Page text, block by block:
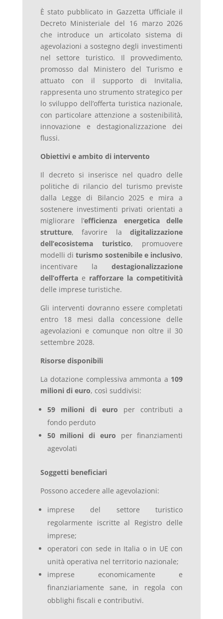
È stato pubblicato in Gazzetta Ufficiale il
Decreto Ministeriale del 16 marzo 2026
che introduce un articolato sistema di
agevolazioni a sostegno degli investimenti
nel settore turistico. Il provvedimento,
promosso dal Ministero del Turismo e
attuato con il supporto di Invitalia,
rappresenta uno strumento strategico per
lo sviluppo dell’offerta turistica nazionale,
con particolare attenzione a sostenibilità,
innovazione e destagionalizzazione dei
flussi.
Obiettivi e ambito di intervento
Il decreto si inserisce nel quadro delle
politiche di rilancio del turismo previste
dalla Legge di Bilancio 2025 e mira a
sostenere investimenti privati orientati a
migliorare l’efficienza energetica delle
strutture, favorire ladigitalizzazione
dell’ecosistema turistico, promuovere
modelli di turismo sostenibile e inclusivo,
incentivare ladestagionalizzazione
dell’offertae rafforzare la competitività
delle imprese turistiche.
Gli interventi dovranno essere completati
entro 18 mesi dalla concessione delle
agevolazioni e comunque non oltre il 30
settembre 2028.
Risorse disponibili
La dotazione complessiva ammonta a 109
milioni di euro, così suddivisi:
59 milioni di euro per contributi a
fondo perduto
50 milioni di euro per finanziamenti
agevolati
Soggetti beneficiari
Possono accedere alle agevolazioni:
imprese del settore turistico
regolarmente iscritte al Registro delle
imprese;
operatori con sede in Italia o in UE con
unità operativa nel territorio nazionale;
imprese economicamente e
finanziariamente sane, in regola con
obblighi fiscali e contributivi.